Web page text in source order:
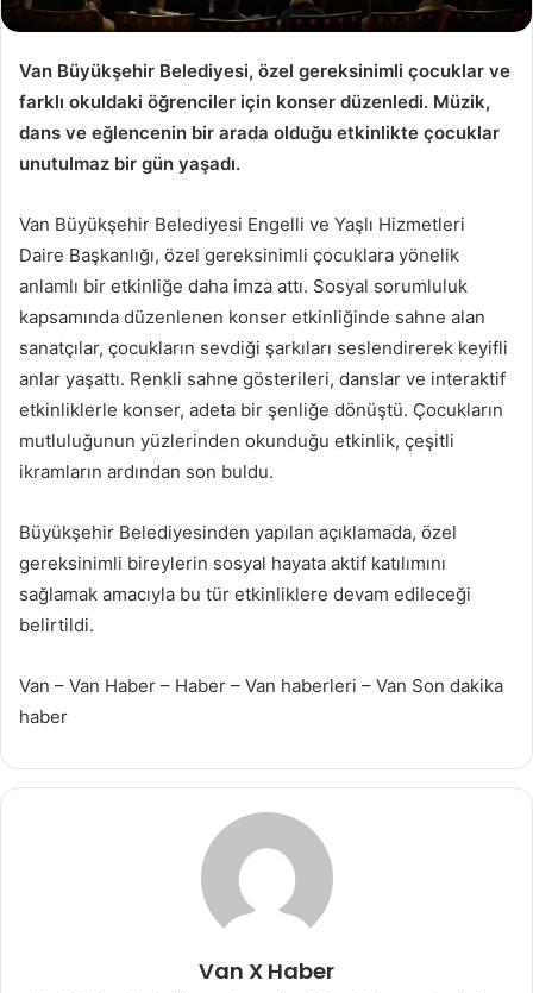
Van Büyükşehir Belediyesi, özel gereksinimli çocuklar ve
farklı okuldaki öğrenciler için konser düzenledi. Müzik,
dans ve eğlencenin bir arada olduğu etkinlikte çocuklar
unutulmaz bir gün yaşadı.
Van Büyükşehir Belediyesi Engelli ve Yaşlı Hizmetleri
Daire Başkanlığı, özel gereksinimli çocuklara yönelik
anlamlı bir etkinliğe daha imza attı. Sosyal sorumluluk
kapsamında düzenlenen konser etkinliğinde sahne alan
sanatçılar, çocukların sevdiği şarkıları seslendirerek keyifli
anlar yaşattı. Renkli sahne gösterileri, danslar ve interaktif
etkinliklerle konser, adeta bir şenliğe dönüştü. Çocukların
mutluluğunun yüzlerinden okunduğu etkinlik, çeşitli
ikramların ardından son buldu.
Büyükşehir Belediyesinden yapılan açıklamada, özel
gereksinimli bireylerin sosyal hayata aktif katılımını
sağlamak amacıyla bu tür etkinliklere devam edileceği
belirtildi.
Van – Van Haber – Haber – Van haberleri – Van Son dakika
haber
Van X Haber